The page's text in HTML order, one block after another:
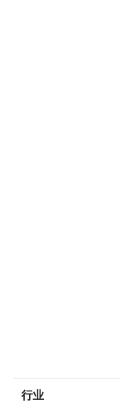
行业